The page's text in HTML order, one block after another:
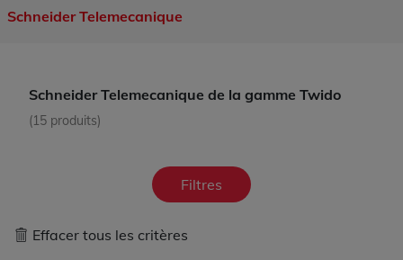
Schneider Telemecanique
Schneider Telemecanique de la gamme Twido
(15 produits)
Filtres
Effacer tous les critères